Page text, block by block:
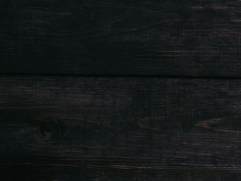
Özür dileriz, ancak sonuç bulunamadı. Belki ARAMA yapmak, ilgili bir